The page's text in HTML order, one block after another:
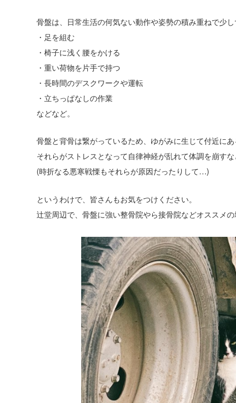
骨盤は、日常生活の何気ない動作や姿勢の積み重ねで少し
・足を組む
・椅子に浅く腰をかける
・重い荷物を片手で持つ
・長時間のデスクワークや運転
・立ちっぱなしの作業
などなど。
骨盤と背骨は繋がっているため、ゆがみに生じて付近に
それらがストレスとなって自律神経が乱れて体調を崩すな
(時折なる悪寒戦慄もそれらが原因だったりして…)
というわけで、皆さんもお気をつけください。
辻堂周辺で、骨盤に強い整骨院やら接骨院などオススメ